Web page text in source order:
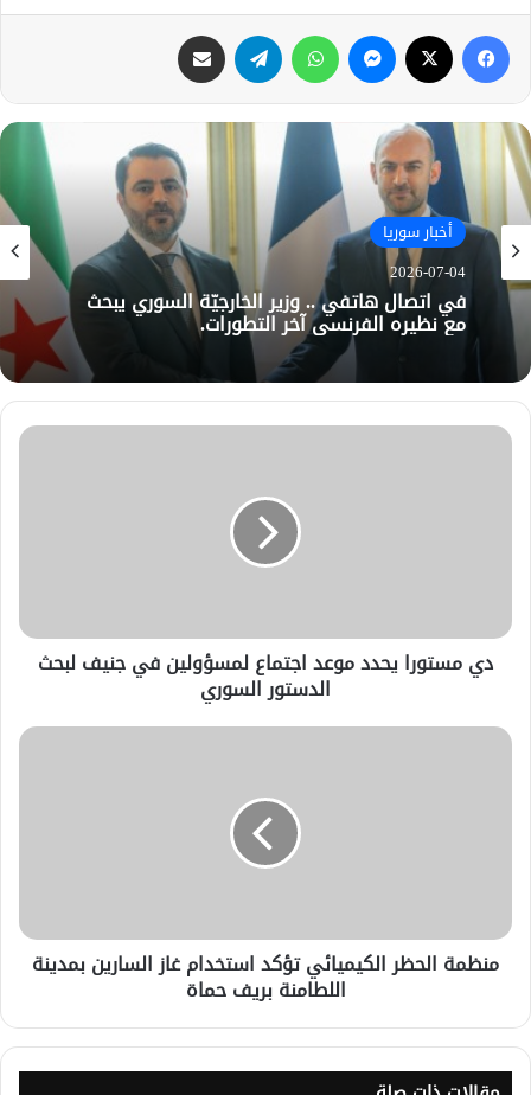
فيسبوك ماسنجر واتساب تيلقرام
أخبار سوريا
2026-07-04
في اتصال هاتفي .. وزير الخارجيّة السوري يبحث
مع نظيره الفرنسي آخر التطورات.
دي مستورا يحدد موعد اجتماع لمسؤولين في جنيف لبحث
الدستور السوري
منظمة الحظر الكيميائي تؤكد استخدام غاز السارين بمدينة
اللطامنة بريف حماة